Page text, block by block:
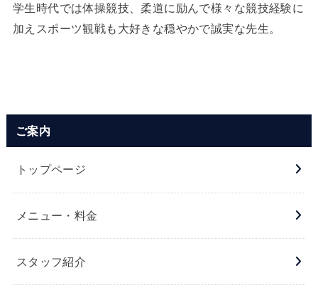
学生時代では体操競技、柔道に励んで様々な競技経験に
加えスポーツ観戦も大好きな穏やかで誠実な先生。
ご案内
トップページ
メニュー・料金
スタッフ紹介